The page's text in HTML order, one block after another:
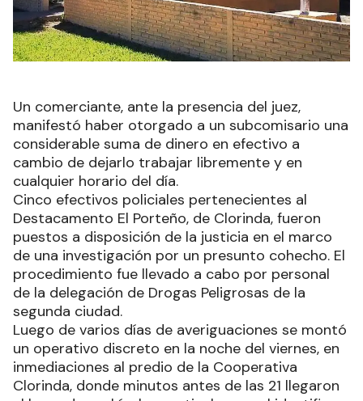
Un comerciante, ante la presencia del juez,
manifestó haber otorgado a un subcomisario una
considerable suma de dinero en efectivo a
cambio de dejarlo trabajar libremente y en
cualquier horario del día.
Cinco efectivos policiales pertenecientes al
Destacamento El Porteño, de Clorinda, fueron
puestos a disposición de la justicia en el marco
de una investigación por un presunto cohecho. El
procedimiento fue llevado a cabo por personal
de la delegación de Drogas Peligrosas de la
segunda ciudad.
Luego de varios días de averiguaciones se montó
un operativo discreto en la noche del viernes, en
inmediaciones al predio de la Cooperativa
Clorinda, donde minutos antes de las 21 llegaron